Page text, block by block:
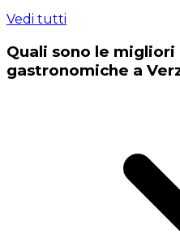
Vedi tutti
Quali sono le
gastronomiche a